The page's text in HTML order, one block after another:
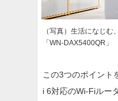
（写真）生活になじ
「WN-DAX5400QR」
この3つのポイント
i 6対応のWi-Fiルー